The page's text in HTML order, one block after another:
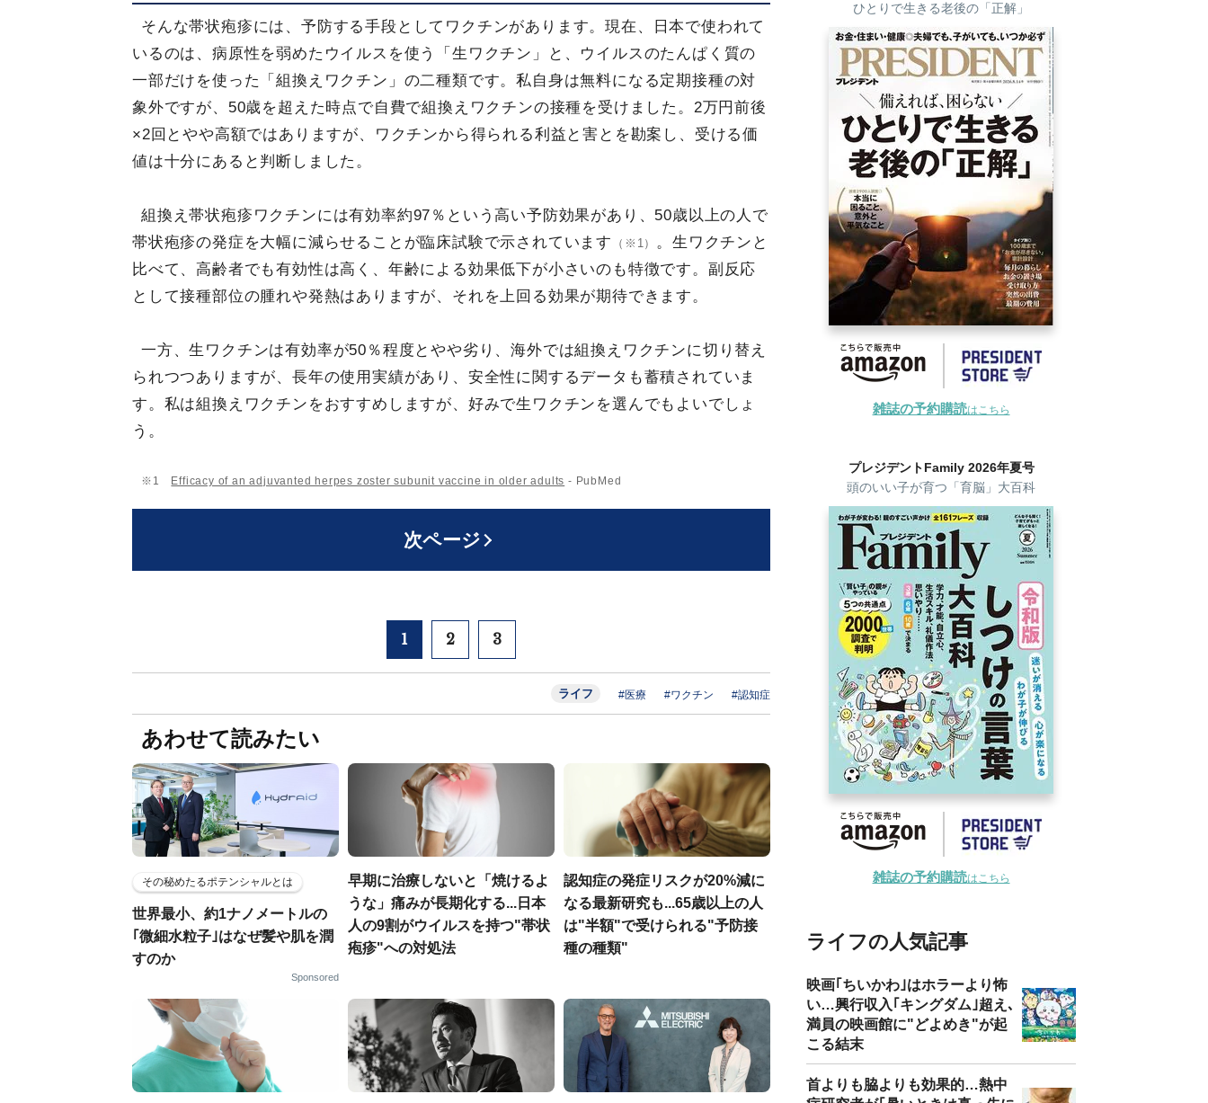
そんな帯状疱疹には、予防する手段としてワクチンがあります。現在、日本で使われて
いるのは、病原性を弱めたウイルスを使う「生ワクチン」と、ウイルスのたんぱく質の
一部だけを使った「組換えワクチン」の二種類です。私自身は無料になる定期接種の対
象外ですが、50歳を超えた時点で自費で組換えワクチンの接種を受けました。2万円前後
×2回とやや高額ではありますが、ワクチンから得られる利益と害とを勘案し、受ける価
値は十分にあると判断しました。
組換え帯状疱疹ワクチンには有効率約97％という高い予防効果があり、50歳以上の人で
帯状疱疹の発症を大幅に減らせることが臨床試験で示されています
（※1） 。生ワクチンと
比べて、高齢者でも有効性は高く、年齢による効果低下が小さいのも特徴です。副反応
として接種部位の腫れや発熱はありますが、それを上回る効果が期待できます。
一方、生ワクチンは有効率が50％程度とやや劣り、海外では組換えワクチンに切り替え
られつつありますが、長年の使用実績があり、安全性に関するデータも蓄積されていま
す。私は組換えワクチンをおすすめしますが、好みで生ワクチンを選んでもよいでしょ
う。
※1 Efficacy of an adjuvanted herpes zoster subunit vaccine in older adults - PubMed
次ページ
1 2 3
ライフ #医療 #ワクチン #認知症
あわせて読みたい
その秘めたるポテンシャルとは
世界最小、約1ナノメートルの
｢微細水粒子｣はなぜ髪や肌を潤
すのか
Sponsored
早期に治療しないと「焼けるよ
うな」痛みが長期化する...日本
人の9割がウイルスを持つ"帯状
疱疹"への対処法
認知症の発症リスクが20%減に
なる最新研究も...65歳以上の人
は"半額"で受けられる"予防接
種の種類"
ひとりで生きる老後の「正解」
雑誌の予約購読はこちら
プレジデントFamily 2026年夏号
頭のいい子が育つ「育脳」大百科
雑誌の予約購読はこちら
ライフの人気記事
映画｢ちいかわ｣はホラーより怖
い…興行収入｢キングダム｣超え､
満員の映画館に"どよめき"が起
こる結末
首よりも脇よりも効果的…熱中